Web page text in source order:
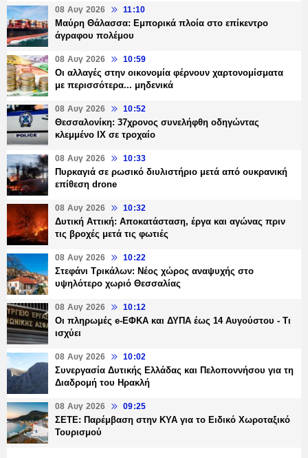
08 Αυγ 2026 11:10
Μαύρη Θάλασσα: Εμπορικά πλοία στο επίκεντρο
άγραφου πολέμου
08 Αυγ 2026 10:59
Οι αλλαγές στην οικονομία φέρνουν χαρτονομίσματα
με περισσότερα... μηδενικά
08 Αυγ 2026 10:52
Θεσσαλονίκη: 37χρονος συνελήφθη οδηγώντας
κλεμμένο ΙΧ σε τροχαίο
08 Αυγ 2026 10:33
Πυρκαγιά σε ρωσικό διυλιστήριο μετά από ουκρανική
επίθεση drone
08 Αυγ 2026 10:32
Δυτική Αττική: Αποκατάσταση, έργα και αγώνας πριν
τις βροχές μετά τις φωτιές
08 Αυγ 2026 10:22
Στεφάνι Τρικάλων: Νέος χώρος αναψυχής στο
υψηλότερο χωριό Θεσσαλίας
08 Αυγ 2026 10:12
Οι πληρωμές e-ΕΦΚΑ και ΔΥΠΑ έως 14 Αυγούστου - Τι
ισχύει
08 Αυγ 2026 10:02
Συνεργασία Δυτικής Ελλάδας και Πελοποννήσου για τη
Διαδρομή του Ηρακλή
08 Αυγ 2026 09:25
ΣΕΤΕ: Παρέμβαση στην ΚΥΑ για το Ειδικό Χωροταξικό
Τουρισμού